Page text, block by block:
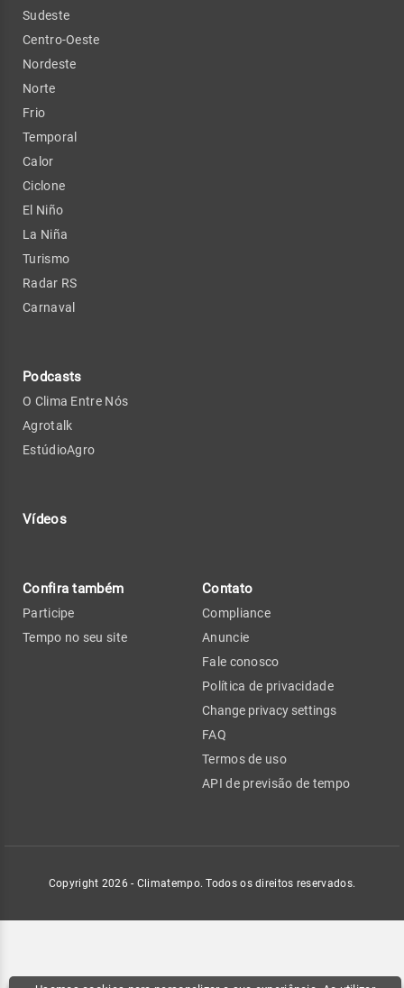
Sudeste
Centro-Oeste
Nordeste
Norte
Frio
Temporal
Calor
Ciclone
El Niño
La Niña
Turismo
Radar RS
Carnaval
Podcasts
O Clima Entre Nós
Agrotalk
EstúdioAgro
Vídeos
Confira também
Participe
Tempo no seu site
Contato
Compliance
Anuncie
Fale conosco
Política de privacidade
Change privacy settings
FAQ
Termos de uso
API de previsão de tempo
Copyright 2026 - Climatempo. Todos os direitos reservados.